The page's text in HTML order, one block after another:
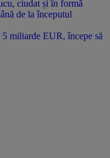
miliarde EUR, începe să